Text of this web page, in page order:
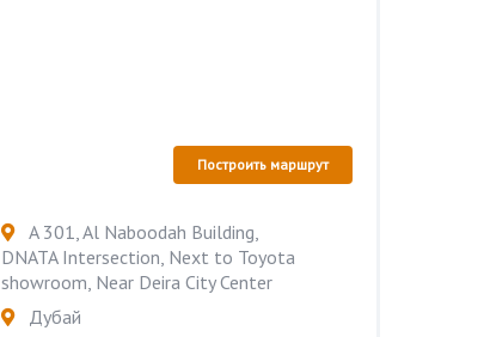
Построить маршрут
A 301, Al Naboodah Building,
DNATA Intersection, Next to Toyota
showroom, Near Deira City Center
Дубай